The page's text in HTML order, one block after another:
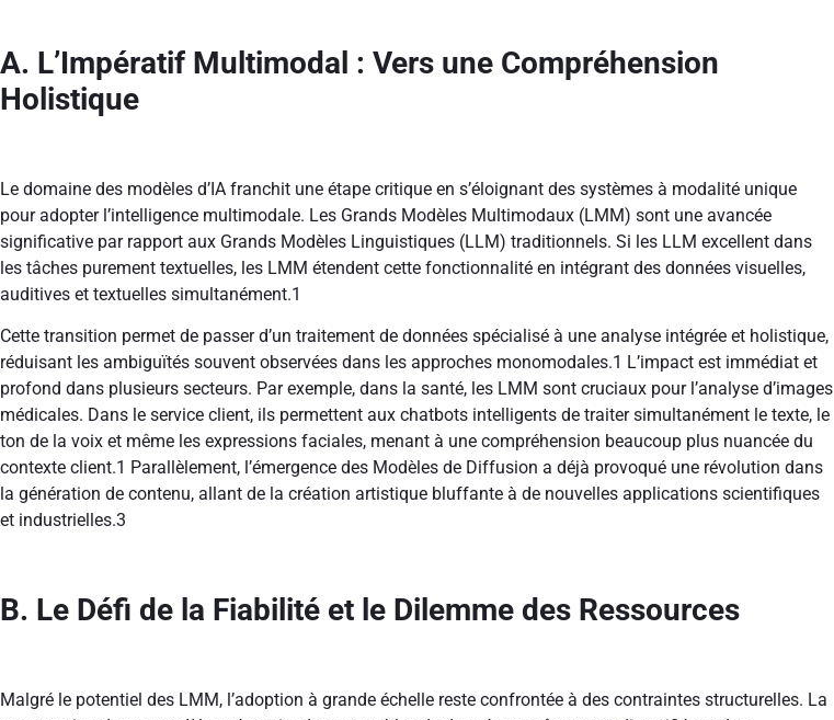
A. L’Impératif Multimodal : Vers une Compréhension
Holistique
Le domaine des modèles d’IA franchit une étape critique en s’éloignant des systèmes à modalité unique
pour adopter l’intelligence multimodale. Les Grands Modèles Multimodaux (LMM) sont une avancée
significative par rapport aux Grands Modèles Linguistiques (LLM) traditionnels. Si les LLM excellent dans
les tâches purement textuelles, les LMM étendent cette fonctionnalité en intégrant des données visuelles,
auditives et textuelles simultanément.1
Cette transition permet de passer d’un traitement de données spécialisé à une analyse intégrée et holistique,
réduisant les ambiguïtés souvent observées dans les approches monomodales.1 L’impact est immédiat et
profond dans plusieurs secteurs. Par exemple, dans la santé, les LMM sont cruciaux pour l’analyse d’images
médicales. Dans le service client, ils permettent aux chatbots intelligents de traiter simultanément le texte, le
ton de la voix et même les expressions faciales, menant à une compréhension beaucoup plus nuancée du
contexte client.1 Parallèlement, l’émergence des Modèles de Diffusion a déjà provoqué une révolution dans
la génération de contenu, allant de la création artistique bluffante à de nouvelles applications scientifiques
et industrielles.3
B. Le Défi de la Fiabilité et le Dilemme des Ressources
Malgré le potentiel des LMM, l’adoption à grande échelle reste confrontée à des contraintes structurelles. La